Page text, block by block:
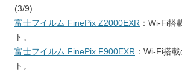
(3/9)
富士フイルム FinePix Z2000EXR ：Wi-Fi搭
ト。
富士フイルム FinePix F900EXR ：Wi-Fi搭
ト。